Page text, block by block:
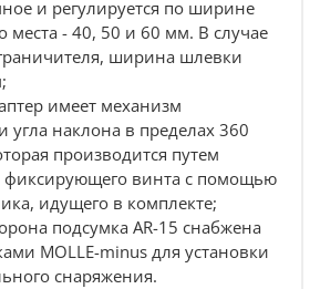
и регулируется по ширине
места - 40, 50 и 60 мм. В случае
ширина шлевки
имеет механизм
угла наклона в пределах 360
производится путем
фиксирующего винта с помощью
идущего в комплекте;
подсумка AR-15 снабжена
MOLLE-minus для установки
снаряжения.